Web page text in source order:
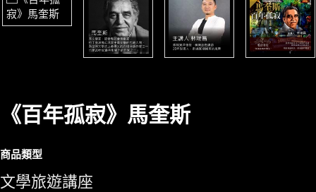
《百年孤寂》馬奎斯
商品類型
文學旅遊講座